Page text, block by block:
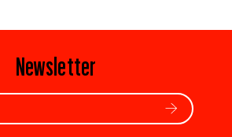
Newsletter